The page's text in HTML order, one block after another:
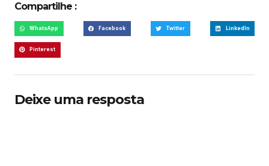
Compartilhe :
WhatsApp Facebook Twitter LinkedIn
Pinterest
Deixe uma resposta